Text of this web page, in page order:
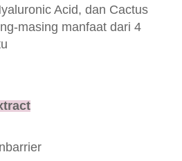
Acid, dan Cactus
masing manfaat dari 4